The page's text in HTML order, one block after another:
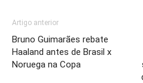
Artigo anterior
Bruno Guimarães rebate
Haaland antes de Brasil x
Noruega na Copa